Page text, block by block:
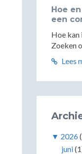
Hoe
een
Hoe kan
Zoeken
Lees
▼ 2026
juni